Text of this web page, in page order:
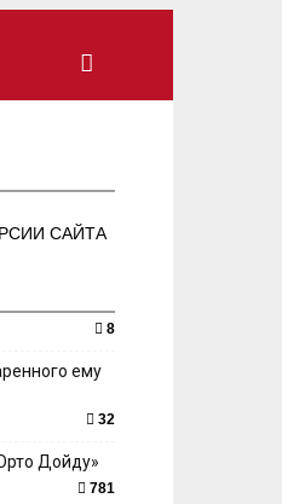
САЙТА
8
ему
32
Дойду»
781